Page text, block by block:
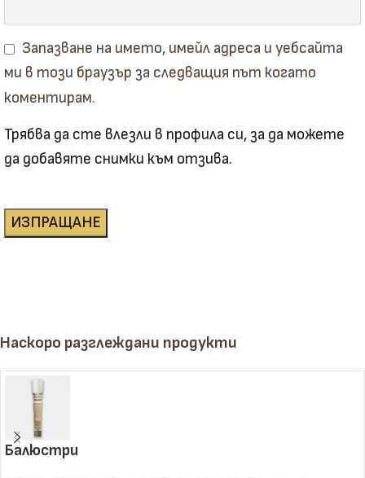
Запазване на името, имейл адреса и уебсайта
ми в този браузър за следващия път когато
коментирам.
Трябва да сте влезли в профила си, за да можете
да добавяте снимки към отзива.
Наскоро разглеждани продукти
Балюстри